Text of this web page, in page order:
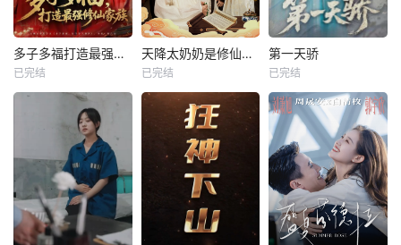
多子多福打造最强修仙家族
已完结
天降太奶奶是修仙老祖
已完结
第一天骄
已完结